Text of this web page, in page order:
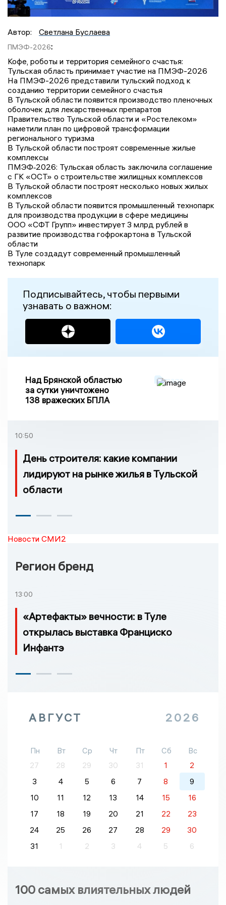
Автор: Светлана Буслаева
ПМЭФ-2026:
Кофе, роботы и территория семейного счастья:
Тульская область принимает участие на ПМЭФ-2026
На ПМЭФ-2026 представили тульский подход к
созданию территории семейного счастья
В Тульской области появится производство пленочных
оболочек для лекарственных препаратов
Правительство Тульской области и «Ростелеком»
наметили план по цифровой трансформации
регионального туризма
В Тульской области построят современные жилые
комплексы
ПМЭФ‑2026: Тульская область заключила соглашение
с ГК «ОСТ» о строительстве жилищных комплексов
В Тульской области построят несколько новых жилых
комплексов
В Тульской области появится промышленный технопарк
для производства продукции в сфере медицины
ООО «СФТ Групп» инвестирует 3 млрд рублей в
развитие производства гофрокартона в Тульской
области
В Туле создадут современный промышленный
технопарк
Подписывайтесь, чтобы первыми
узнавать о важном:
Над Брянской областью
за сутки уничтожено
138 вражеских БПЛА
10:50
День строителя: какие компании
лидируют на рынке жилья в Тульской
области
Новости СМИ2
Регион бренд
13:00
«Артефакты» вечности: в Туле
открылась выставка Франциско
Инфантэ
АВГУСТ 2026
Пн Вт Ср Чт Пт Сб
Вс
27
28 29 30 31 1
2
3
4 5 6 7 8
9
10
11 12 13 14 15
16
17
18 19 20 21 22
23
24
25 26 27 28 29
30
31
1 2 3 4 5 6
100 самых влиятельных людей